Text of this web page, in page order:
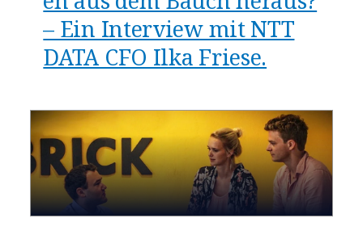
– Ein Interview mit NTT
DATA CFO Ilka Friese.